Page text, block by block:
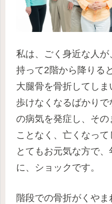
私は、ごく身近な人
持って2階から降りる
大腿骨を骨折してしま
歩けなくなるばかり
の病気を発症し、そ
ことなく、亡くなって
とてもお元気な方で
に、ショックです。
階段での骨折がくや